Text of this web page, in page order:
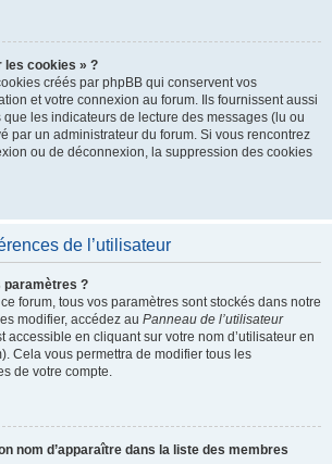
les cookies » ?
créés par phpBB qui conservent vos
et votre connexion au forum. Ils fournissent aussi
les indicateurs de lecture des messages (lu ou
par un administrateur du forum. Si vous rencontrez
ou de déconnexion, la suppression des cookies
de l’utilisateur
paramètres ?
forum, tous vos paramètres sont stockés dans notre
modifier, accédez au Panneau de l’utilisateur
accessible en cliquant sur votre nom d’utilisateur en
Cela vous permettra de modifier tous les
de votre compte.
nom d’apparaître dans la liste des membres